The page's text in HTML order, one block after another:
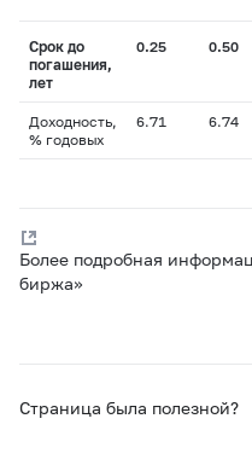
Срок до
погашения,
лет
0.25 0.50
Доходность,
% годовых
6.71 6.74
Более подробная
биржа»
Страница была полезной?